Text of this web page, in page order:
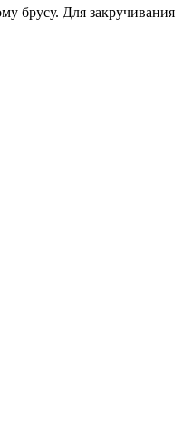
брусу. Для закручивания